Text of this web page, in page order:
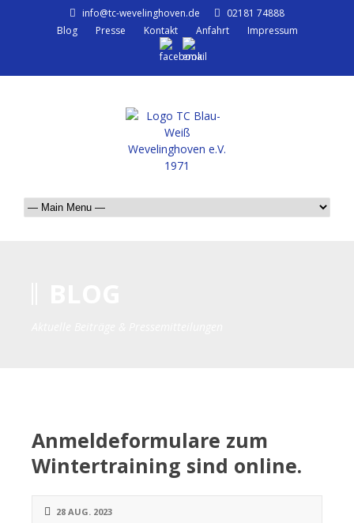
info@tc-wevelinghoven.de
02181 74888
Blog
Presse Kontakt Anfahrt Impressum
Anmeldeformulare zum
Wintertraining sind online.
28 AUG. 2023